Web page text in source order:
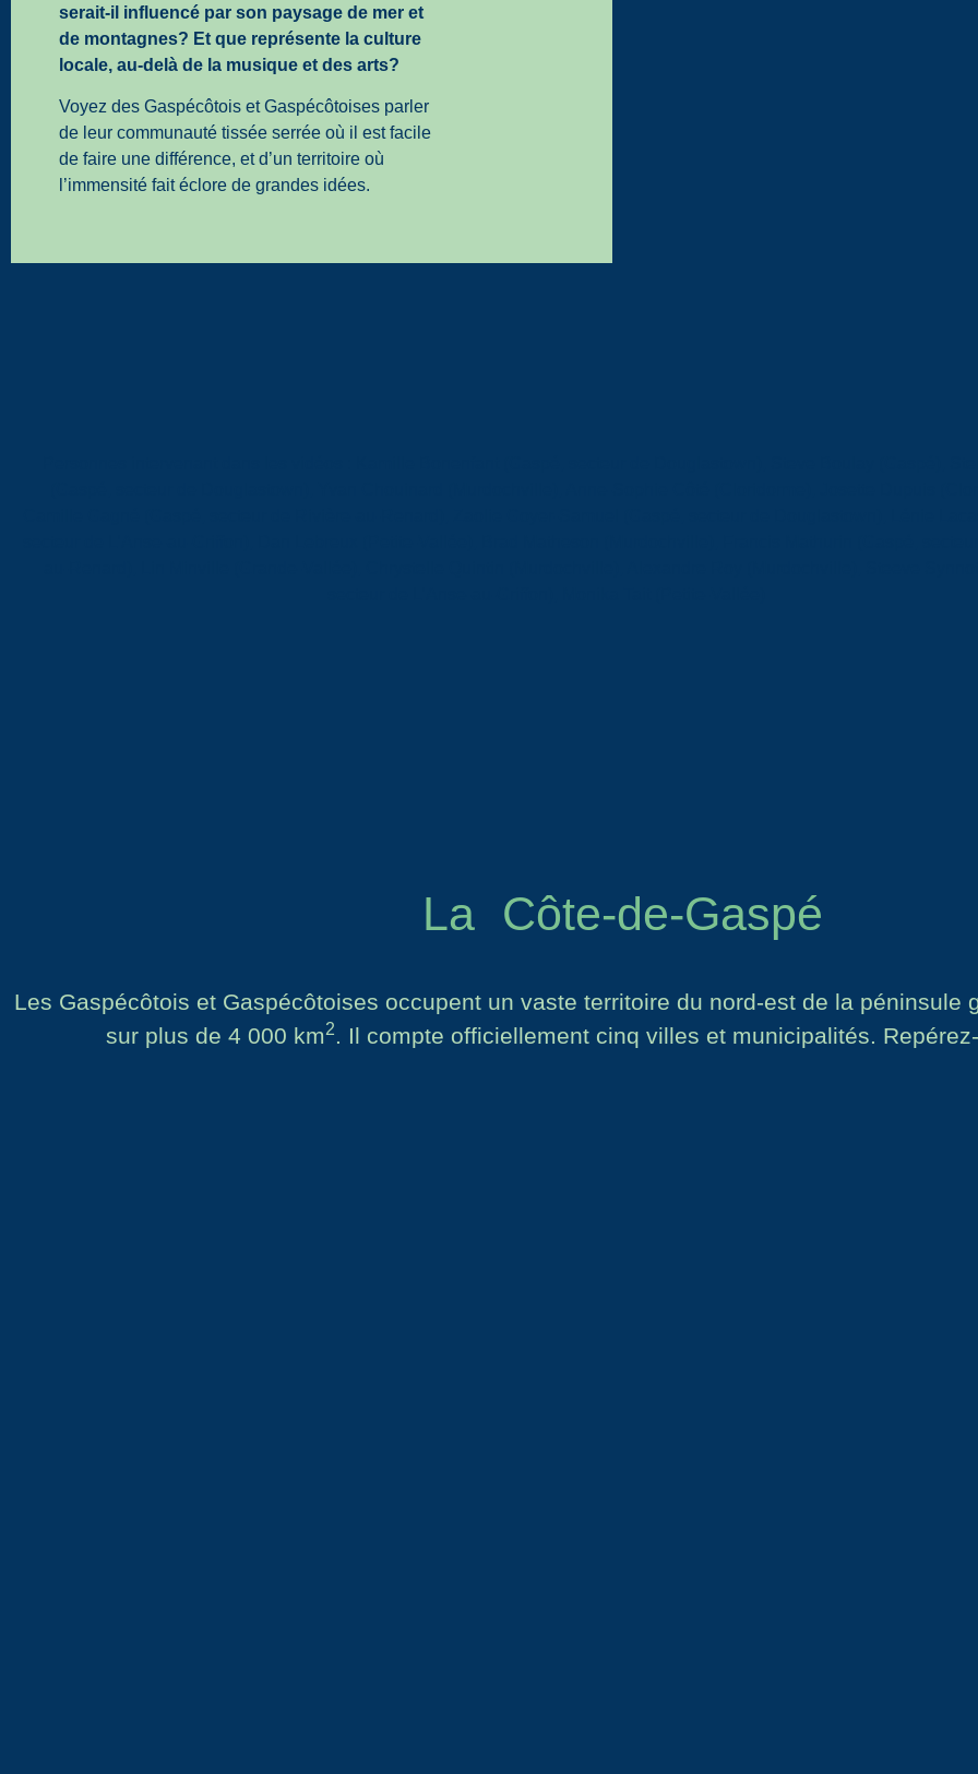
serait-il influencé par son paysage de mer et
de montagnes? Et que représente la culture
locale, au-delà de la musique et des arts?
Voyez des Gaspécôtois et Gaspécôtoises parler
de leur communauté tissée serrée où il est facile
de faire une différence, et d’un territoire où
l’immensité fait éclore de grandes idées.
La Côte-de-Gaspé
Les Gaspécôtois et Gaspécôtoises occupent un vaste territoire du nord-est de la péninsule
sur plus de 4 000 km2. Il compte officiellement cinq villes et municipalités.